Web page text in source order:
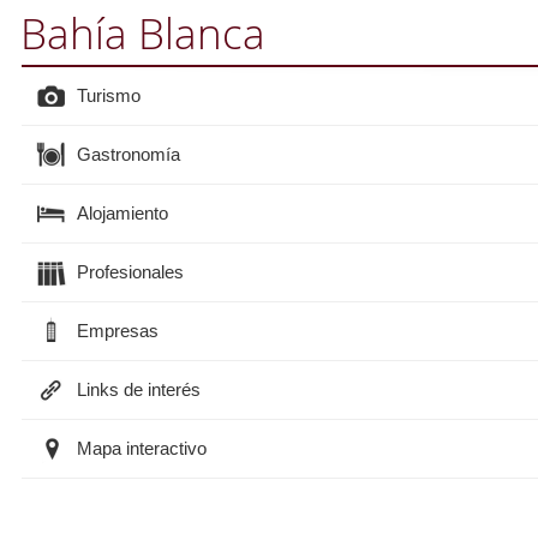
Bahía Blanca
Turismo
Gastronomía
Alojamiento
Profesionales
Empresas
Links de interés
Mapa interactivo